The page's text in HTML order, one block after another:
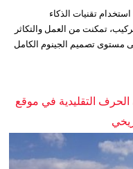
تقنيات الذكاء
تمكنت من العمل والتكاثر
مستوى تصميم الجينوم الكامل
الحرف التقليدية في موقع